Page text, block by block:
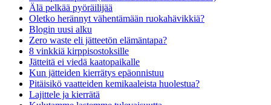
Älä pelkää pyöräilijää
Oletko herännyt vähentämään ruokahävikkiä?
Blogin uusi alku
Zero waste eli jätteetön elämäntapa?
8 vinkkiä kirppisostoksille
Jätteitä ei viedä kaatopaikalle
Kun jätteiden kierrätys epäonnistuu
Pitäisikö vaatteiden kemikaaleista huolestua?
Lajittele ja kierrätä